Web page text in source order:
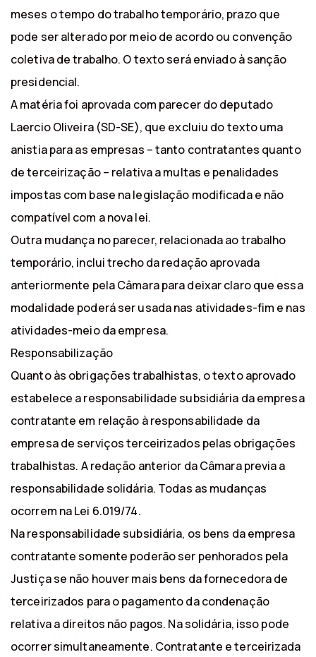
meses o tempo do trabalho temporário, prazo que
pode ser alterado por meio de acordo ou convenção
coletiva de trabalho. O texto será enviado à sanção
presidencial.
A matéria foi aprovada com parecer do deputado
Laercio Oliveira (SD-SE), que excluiu do texto uma
anistia para as empresas – tanto contratantes quanto
de terceirização – relativa a multas e penalidades
impostas com base na legislação modificada e não
compatível com a nova lei.
Outra mudança no parecer, relacionada ao trabalho
temporário, inclui trecho da redação aprovada
anteriormente pela Câmara para deixar claro que essa
modalidade poderá ser usada nas atividades-fim e nas
atividades-meio da empresa.
Responsabilização
Quanto às obrigações trabalhistas, o texto aprovado
estabelece a responsabilidade subsidiária da empresa
contratante em relação à responsabilidade da
empresa de serviços terceirizados pelas obrigações
trabalhistas. A redação anterior da Câmara previa a
responsabilidade solidária. Todas as mudanças
ocorrem na Lei 6.019/74.
Na responsabilidade subsidiária, os bens da empresa
contratante somente poderão ser penhorados pela
Justiça se não houver mais bens da fornecedora de
terceirizados para o pagamento da condenação
relativa a direitos não pagos. Na solidária, isso pode
ocorrer simultaneamente. Contratante e terceirizada